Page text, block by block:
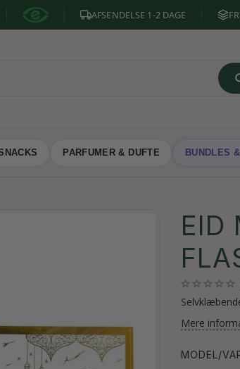
AFSENDELSE 1-2 DAGE
PARFUMER & DUFTE BUNDLES
EID
Mere
MODEL/